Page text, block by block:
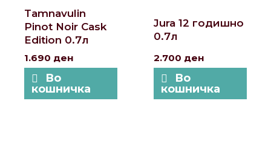
Tamnavulin
Pinot Noir Cask
Edition 0.7л
1.690 ден
Во
кошничка
Jura 12 годишно
0.7л
2.700 ден
Во
кошничка